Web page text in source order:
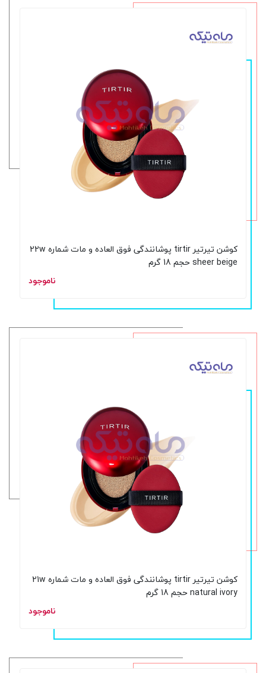
کوشن تیرتیر tirtir پوشانندگی فوق العاده و مات شماره 22w
sheer beige حجم 18 گرم
ناموجود
کوشن تیرتیر tirtir پوشانندگی فوق العاده و مات شماره 21w
natural ivory حجم 18 گرم
ناموجود